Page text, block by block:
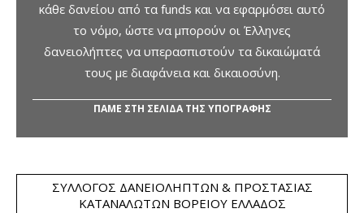
κάθε δανείου από τα funds και να εφαρμόσει αυτό
το νόμο, ώστε να μπορούν οι Έλληνες
δανειολήπτες να υπερασπιστούν τα δικαιώματά
τους με διαφάνεια και δικαιοσύνη.
ΠΑΜΕ ΣΤΗ ΣΕΛΙΔΑ ΤΗΣ ΥΠΟΓΡΑΦΗΣ
ΣΎΛΛΟΓΟΣ ΔΑΝΕΙΟΛΗΠΤΏΝ & ΠΡΟΣΤΑΣΊΑΣ
ΚΑΤΑΝΑΛΩΤΏΝ ΒΟΡΕΊΟΥ ΕΛΛΆΔΟΣ